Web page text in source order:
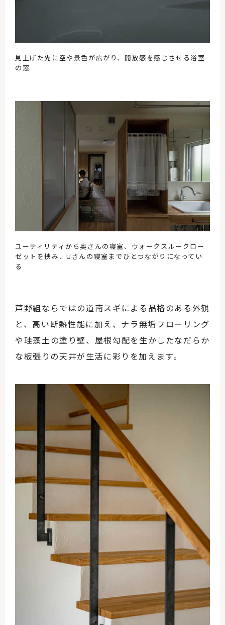
見上げた先に空や景色が広がり、開放感を感じさせる浴室
の窓
ユーティリティから奥さんの寝室、ウォークスルークロー
ゼットを挟み、Uさんの寝室までひとつながりになってい
る
芦野組ならではの道南スギによる品格のある外観
と、高い断熱性能に加え、ナラ無垢フローリング
や珪藻土の塗り壁、屋根勾配を生かしたなだらか
な板張りの天井が生活に彩りを加えます。